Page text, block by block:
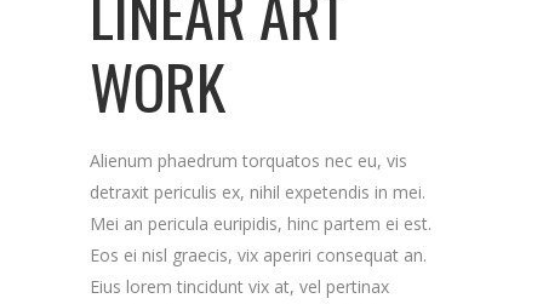
WORK
Alienum phaedrum torquatos nec eu, vis
detraxit periculis ex, nihil expetendis in mei.
Mei an pericula euripidis, hinc partem ei est.
Eos ei nisl graecis, vix aperiri consequat an.
Eius lorem tincidunt vix at, vel pertinax